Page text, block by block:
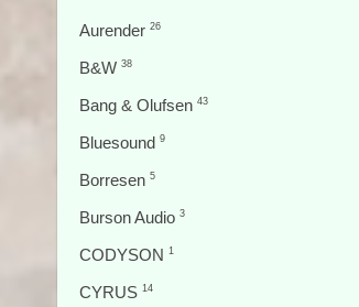
Aurender 26
B&W 38
Bang & Olufsen 43
Bluesound 9
Borresen 5
Burson Audio 3
CODYSON 1
CYRUS 14